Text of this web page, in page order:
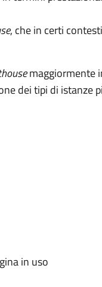
, che in certi
maggiormente
dei tipi di istanze
in uso